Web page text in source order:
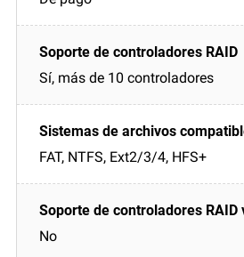
Sí, más de 10 controladores
FAT, NTFS, Ext2/3/4, HFS+
No